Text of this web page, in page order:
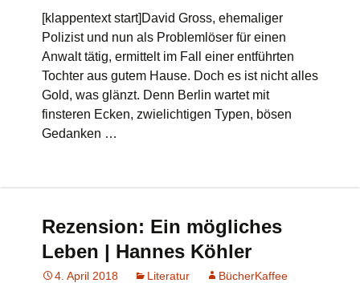
[klappentext start]David Gross, ehemaliger
Polizist und nun als Problemlöser für einen
Anwalt tätig, ermittelt im Fall einer entführten
Tochter aus gutem Hause. Doch es ist nicht alles
Gold, was glänzt. Denn Berlin wartet mit
finsteren Ecken, zwielichtigen Typen, bösen
Gedanken …
Rezension: Ein mögliches
Leben | Hannes Köhler
4. April 2018 Literatur BücherKaffee